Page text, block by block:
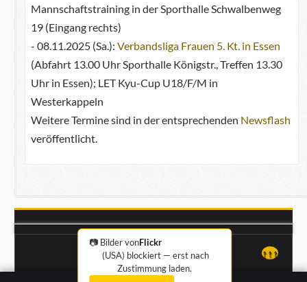
📷 Bilder vonFlickr
(USA) blockiert — erst nach
Zustimmung laden.
↑↑↑
Impressum·Datenschutz
Mannschaftstraining in der Sporthalle Schwalbenweg
19 (Eingang rechts)
- 08.11.2025 (Sa.):Verbandsliga Frauen 5. Kt. in Essen
(Abfahrt 13.00 Uhr Sporthalle Königstr., Treffen 13.30
Uhr in Essen); LET Kyu-Cup U18/F/M in
Westerkappeln
Weitere Termine sind in der entsprechenden Newsflash
veröffentlicht.